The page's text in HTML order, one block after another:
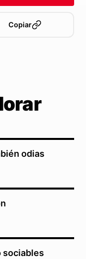
Copiar
odias
sociables